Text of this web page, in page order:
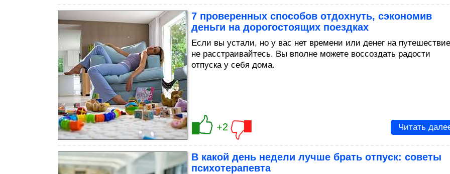
7 проверенных способов отдохнуть, сэкономив
деньги на дорогостоящих поездках
Если вы устали, но у вас нет времени или денег на
не расстраивайтесь. Вы вполне можете воссоздать радости
отпуска у себя дома.
+2 Читать
В какой день недели лучше брать отпуск: советы
психотерапевта